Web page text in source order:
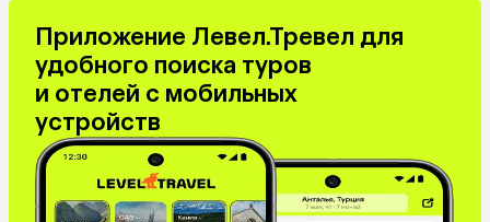
Приложение Левел.Тревел для
удобного поиска туров
и отелей с мобильных
устройств